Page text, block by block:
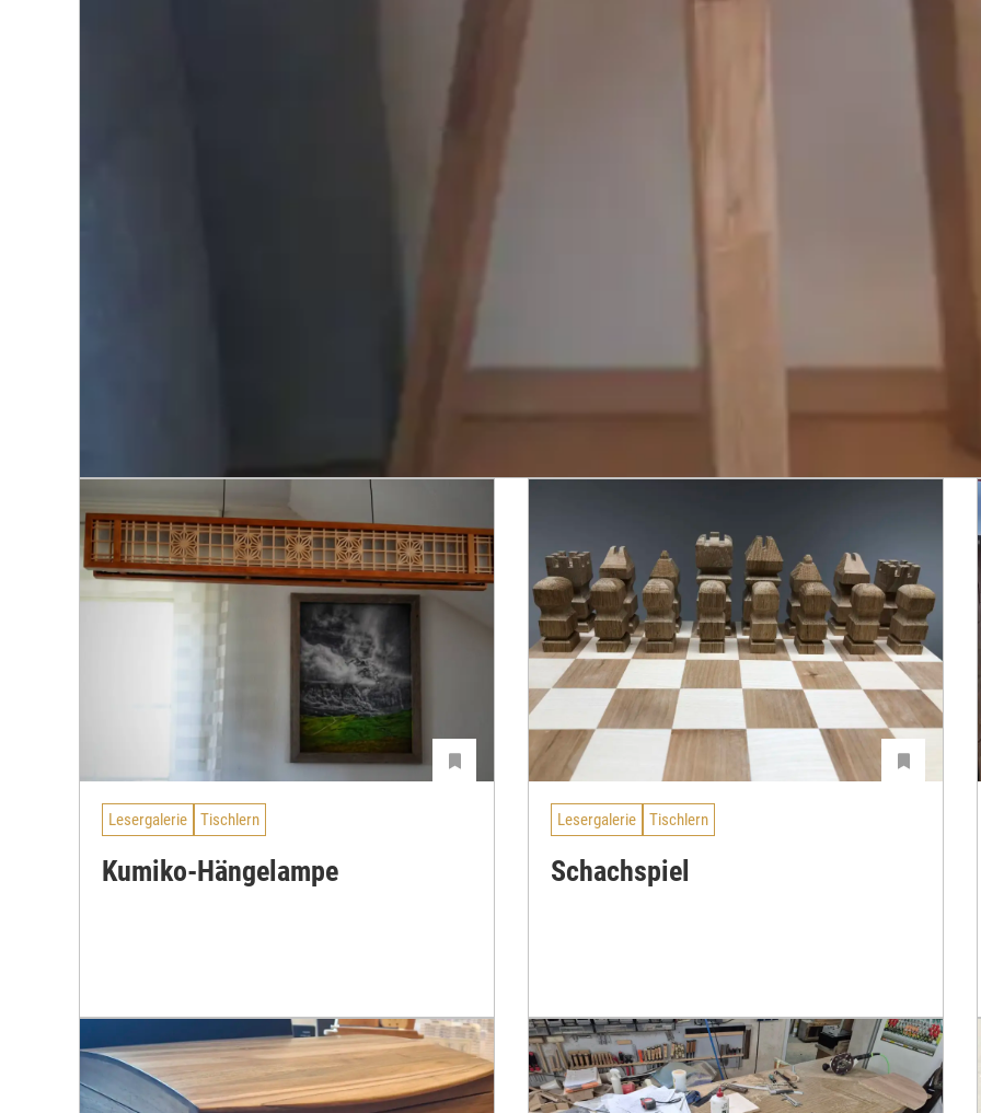
Lesergalerie Tischlern
Kumiko-Hängelampe
Lesergalerie Tischlern
Schachspiel